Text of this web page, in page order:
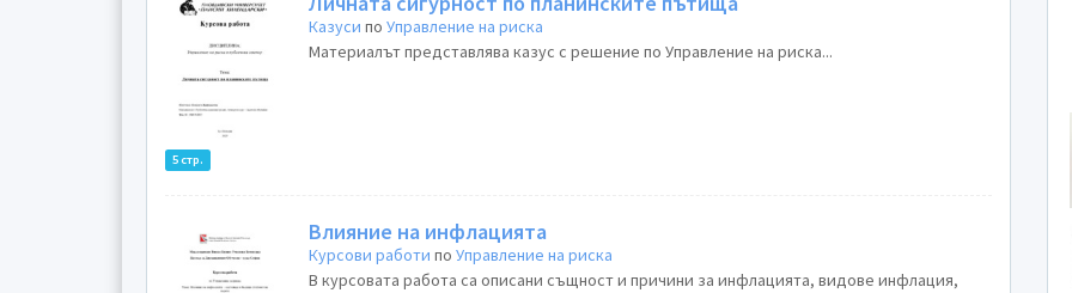
5 стр.
Казуси поУправление на риска
Материалът представлява казус с решение по Управление на риска...
Влияние на инфлацията
Курсови работи поУправление на риска
В курсовата работа са описани същност и причини за инфлацията, видове инфлация,